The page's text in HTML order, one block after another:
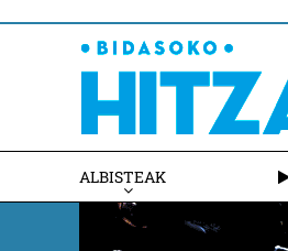
ALBISTEAK